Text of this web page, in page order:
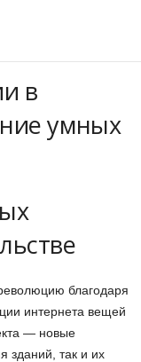
благодаря
интернета вещей
— новые
зданий, так и их